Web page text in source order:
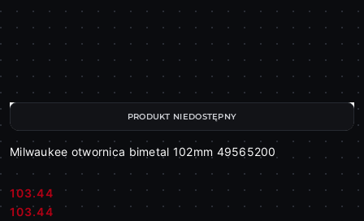
Milwaukee otwornica bimetal 102mm 49565200
Cena:
103.44
Cena:
103.44
PRODUKT NIEDOSTĘPNY